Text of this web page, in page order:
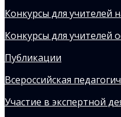
Конкурсы для учителей
Конкурсы для учителей
Публикации
Всероссийская
Участие в экспертной